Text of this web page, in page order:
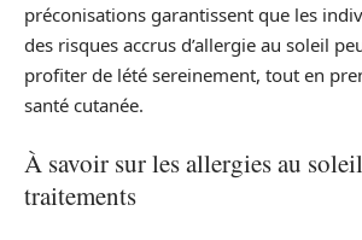
préconisations garantissent que les
des risques accrus d’allergie au soleil
profiter de lété sereinement, tout en
santé cutanée.
À savoir sur les allergies au
traitements